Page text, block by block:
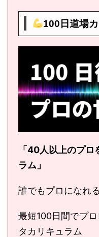
100日道場
「40人以上のプ
ラム」
誰でもプロになれ
最短100日間でプ
タカリキュラム